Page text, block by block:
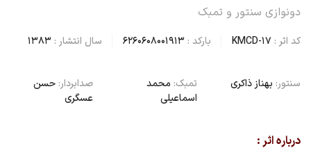
دونوازی سنتور و تمبک
کد اثر : KMCD-17 بارکد : 6260608001913 سال انتشار : 1383
سنتور: بهناز ذاکری تمبک: محمد
اسماعیلی
صدابردار: حسن
عسگری
درباره اثر :